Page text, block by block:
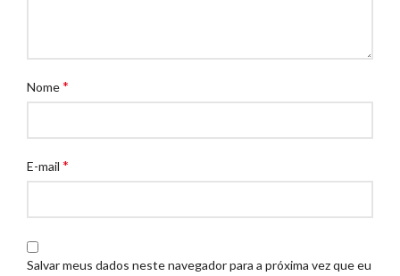
Nome*
E-mail *
Salvar meus dados neste navegador para a próxima vez que eu